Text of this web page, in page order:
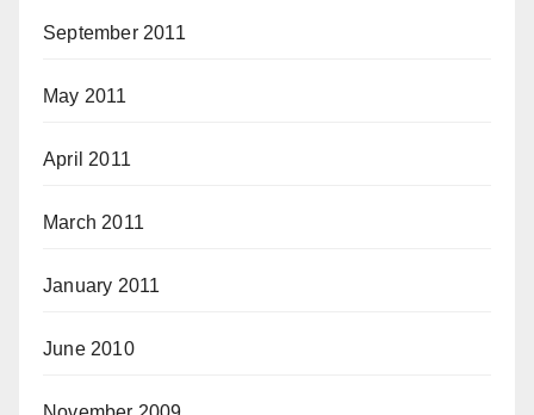
September 2011
May 2011
April 2011
March 2011
January 2011
June 2010